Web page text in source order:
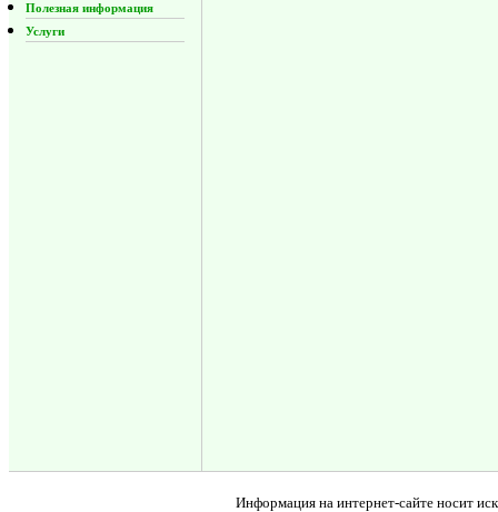
Полезная информация
Услуги
Информация на интернет-сайте носит